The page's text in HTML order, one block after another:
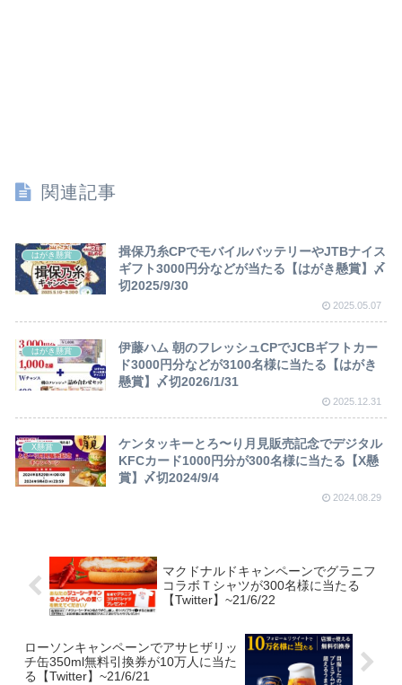
関連記事
はがき懸賞
揖保乃糸CPでモバイルバッテリーやJTBナイス
ギフト3000円分などが当たる【はがき懸賞】〆
切2025/9/30
2025.05.07
はがき懸賞
伊藤ハム 朝のフレッシュCPでJCBギフトカー
ド3000円分などが3100名様に当たる【はがき
懸賞】〆切2026/1/31
2025.12.31
X懸賞
ケンタッキーとろ〜り月見販売記念でデジタル
KFCカード1000円分が300名様に当たる【X懸
賞】〆切2024/9/4
2024.08.29
マクドナルドキャンペーンでグラニフ
コラボＴシャツが300名様に当たる
【Twitter】~21/6/22
ローソンキャンペーンでアサヒザリッ
チ缶350ml無料引換券が10万人に当た
る【Twitter】~21/6/21